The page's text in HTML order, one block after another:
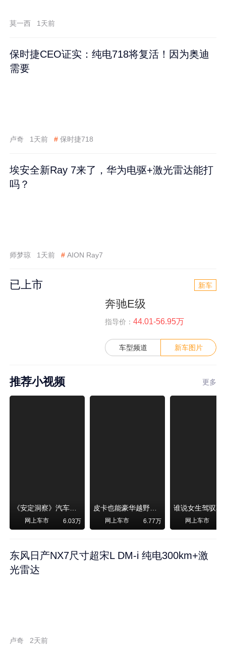
莫一西 1天前
保时捷CEO证实：纯电718将复活！因为奥迪
需要
卢奇 1天前 # 保时捷718
埃安全新Ray 7来了，华为电驱+激光雷达能打
吗？
师梦琼 1天前 # AION Ray7
已上市 新车
奔驰E级
指导价： 44.01-56.95万
车型频道 新车图片
推荐小视频 更多
《安定洞察》汽车烧不烧油，和石油安全无关！
网上车市 6.03万
皮卡也能豪华越野！纵横F700上市，限时卖29.99万起
网上车市 6.77万 网上车市
东风日产NX7尺寸超宋L DM-i 纯电300km+激
光雷达
卢奇 2天前